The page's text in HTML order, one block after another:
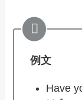
例文
Have